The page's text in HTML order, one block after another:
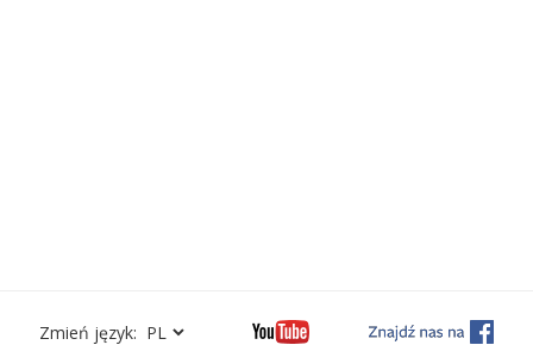
Zmień język: